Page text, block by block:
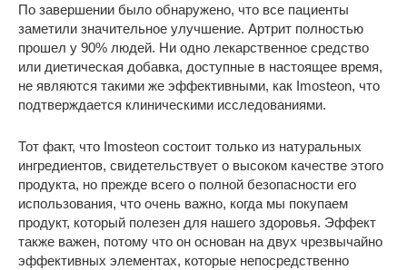
По завершении было обнаружено, что все пациенты
заметили значительное улучшение. Артрит полностью
прошел у 90% людей. Ни одно лекарственное средство
или диетическая добавка, доступные в настоящее время,
не являются такими же эффективными, как Imosteon, что
подтверждается клиническими исследованиями.
Тот факт, что Imosteon состоит только из натуральных
ингредиентов, свидетельствует о высоком качестве этого
продукта, но прежде всего о полной безопасности его
использования, что очень важно, когда мы покупаем
продукт, который полезен для нашего здоровья. Эффект
также важен, потому что он основан на двух чрезвычайно
эффективных элементах, которые непосредственно